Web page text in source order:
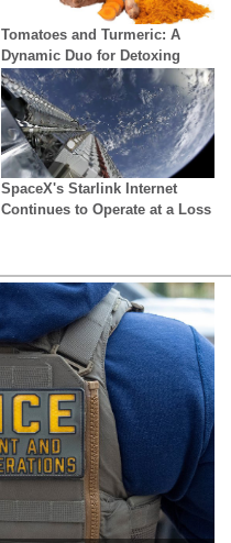
Tomatoes and Turmeric: A
Dynamic Duo for Detoxing
SpaceX's Starlink Internet
Continues to Operate at a Loss